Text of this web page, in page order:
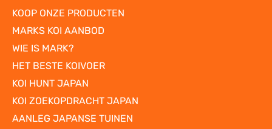
KOOP ONZE PRODUCTEN
MARKS KOI AANBOD
WIE IS MARK?
HET BESTE KOIVOER
KOI HUNT JAPAN
KOI ZOEKOPDRACHT JAPAN
AANLEG JAPANSE TUINEN